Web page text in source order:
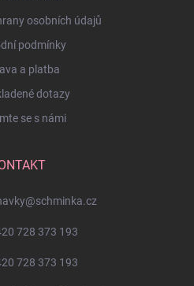
osobních údajů
podmínky
a platba
dotazy
se s námi
@schminka.cz
728 373 193
728 373 193